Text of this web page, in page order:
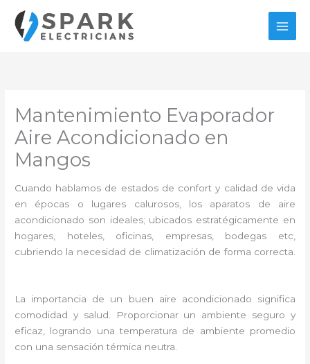
contenido
Mantenimiento Evaporador
Aire Acondicionado en
Mangos
Cuando hablamos de estados de confort y calidad de vida
en épocas o lugares calurosos, los aparatos de aire
acondicionado son ideales; ubicados estratégicamente en
hogares, hoteles, oficinas, empresas, bodegas etc,
cubriendo la necesidad de climatización de forma correcta.
La importancia de un buen aire acondicionado significa
comodidad y salud. Proporcionar un ambiente seguro y
eficaz, logrando una temperatura de ambiente promedio
con una sensación térmica neutra.